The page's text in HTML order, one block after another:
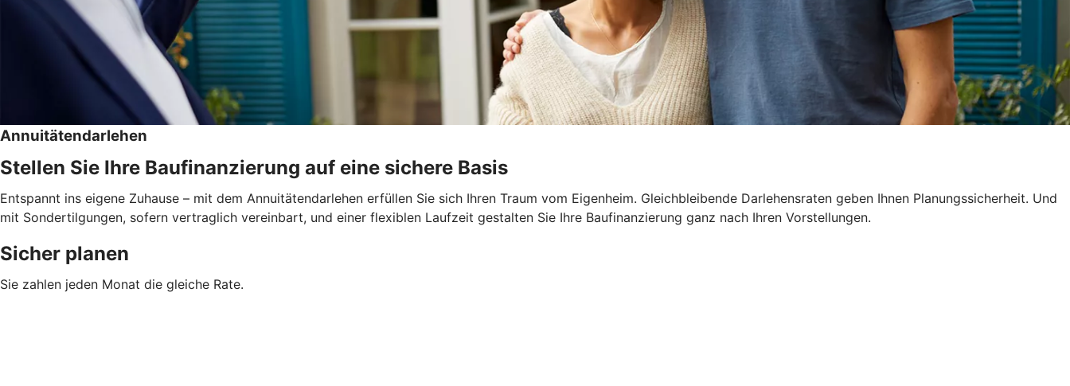
Annuitätendarlehen
Stellen Sie Ihre Baufinanzierung auf eine sichere Basis
Entspannt ins eigene Zuhause – mit dem Annuitätendarlehen erfüllen Sie sich Ihren Traum vom Eigenheim. Gleichbleibende Darlehensraten geben Ihnen Planungssicherheit. Und
mit Sondertilgungen, sofern vertraglich vereinbart, und einer flexiblen Laufzeit gestalten Sie Ihre Baufinanzierung ganz nach Ihren Vorstellungen.
Sicher planen
Sie zahlen jeden Monat die gleiche Rate.